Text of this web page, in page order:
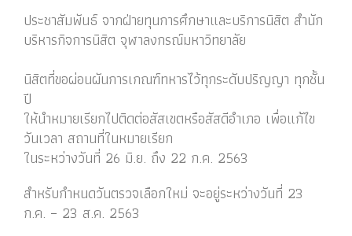
ประชาสัมพันธ์ จากฝ่ายทุนการศึกษาและบริการนิสิต สำนัก
บริหารกิจการนิสิต จุฬาลงกรณ์มหาวิทยาลัย
นิสิตที่ขอผ่อนผันการเกณฑ์ทหารไว้ทุกระดับปริญญา ทุกชั้น
ปี
ให้นำหมายเรียกไปติดต่อสัสเขตหรือสัสดีอำเภอ เพื่อแก้ไข
วันเวลา สถานที่ในหมายเรียก
ในระหว่างวันที่ 26 มิ.ย. ถึง 22 ก.ค. 2563
สำหรับกำหนดวันตรวจเลือกใหม่ จะอยู่ระหว่างวันที่ 23
ก.ค. – 23 ส.ค. 2563